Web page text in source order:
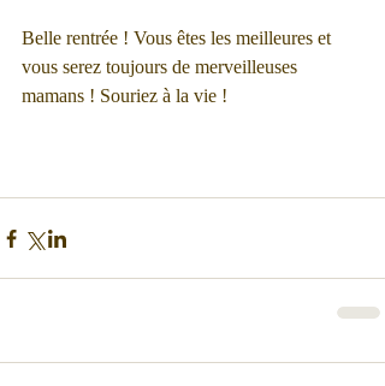
Belle rentrée ! Vous êtes les meilleures et
vous serez toujours de merveilleuses
mamans ! Souriez à la vie !